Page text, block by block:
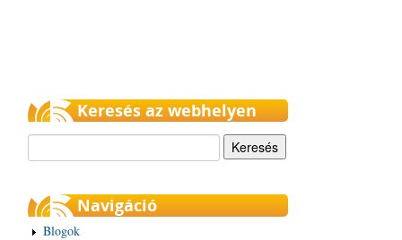
Keresés az webhelyen
Navigáció
Blogok